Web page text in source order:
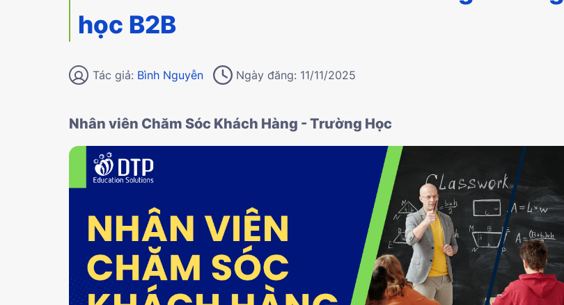
học B2B
Tác giả: Bình Nguyễn Ngày đăng: 11/11/2025
Nhân viên Chăm Sóc Khách Hàng - Trường Học